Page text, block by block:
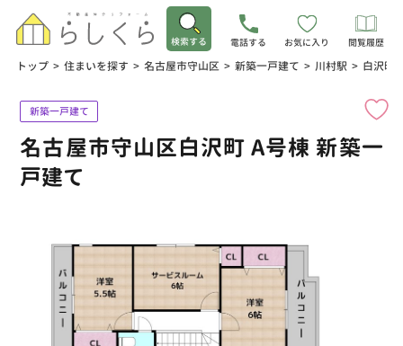
検索する 電話する お気に入り 閲覧履歴
トップ > 住まいを探す > 名古屋市守山区 > 新築一戸建て > 川村駅 > 白沢町
新築一戸建て
名古屋市守山区白沢町 A号棟 新築一
戸建て